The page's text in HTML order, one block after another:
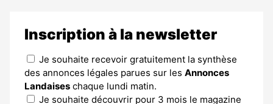
Inscription à la newsletter
Je souhaite recevoir gratuitement la synthèse
des annonces légales parues sur les Annonces
Landaises chaque lundi matin.
Je souhaite découvrir pour 3 mois le magazine